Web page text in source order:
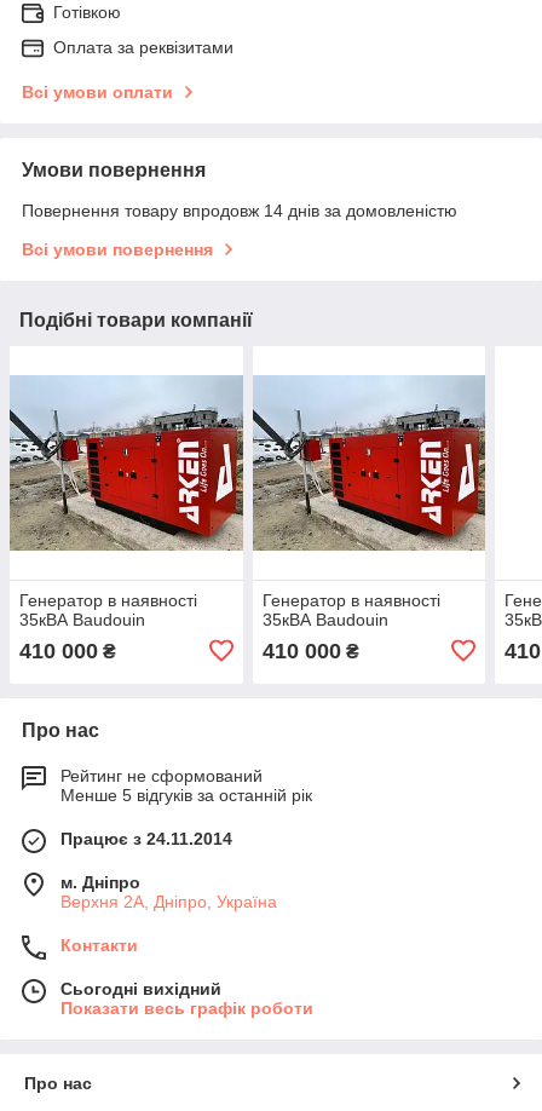
Готівкою
Оплата за реквізитами
Всі умови оплати
Умови повернення
Повернення товару впродовж 14 днів за домовленістю
Всі умови повернення
Подібні товари компанії
Генератор в наявності
35кВА Baudouin
410 000 ₴
Генератор в наявності
35кВА Baudouin
410 000₴
Про нас
Рейтинг не сформований
Менше 5 відгуків за останній рік
Працює з 24.11.2014
м. Дніпро
Верхня 2А, Дніпро, Україна
Контакти
Сьогодні вихідний
Показати весь графік роботи
Про нас